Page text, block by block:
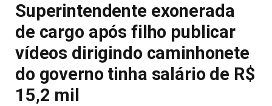
Superintendente exonerada
de cargo após filho publicar
vídeos dirigindo caminhonete
do governo tinha salário de R$
15,2 mil